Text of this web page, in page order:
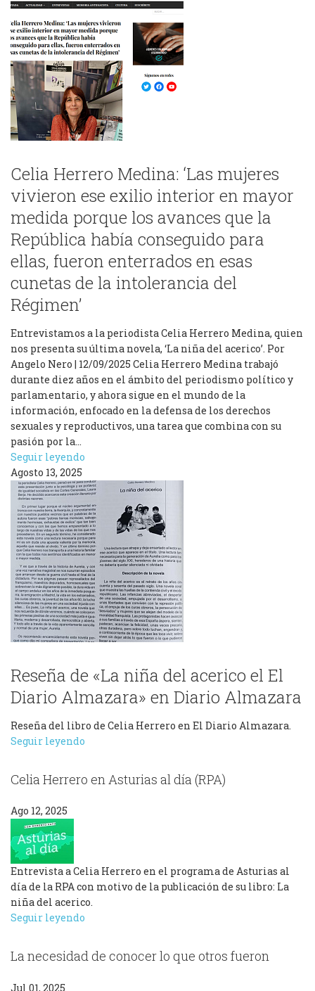
Celia Herrero Medina: ‘Las mujeres
vivieron ese exilio interior en mayor
medida porque los avances que la
República había conseguido para
ellas, fueron enterrados en esas
cunetas de la intolerancia del
Régimen’
Entrevistamos a la periodista Celia Herrero Medina, quien
nos presenta su última novela, ‘La niña del acerico’. Por
Angelo Nero | 12/09/2025 Celia Herrero Medina trabajó
durante diez años en el ámbito del periodismo político y
parlamentario, y ahora sigue en el mundo de la
información, enfocado en la defensa de los derechos
sexuales y reproductivos, una tarea que combina con su
pasión por la…
Seguir leyendo
Agosto 13, 2025
Reseña de «La niña del acerico el El
Diario Almazara» en Diario Almazara
Reseña del libro de Celia Herrero en El Diario Almazara.
Seguir leyendo
Celia Herrero en Asturias al día (RPA)
Ago 12, 2025
Entrevista a Celia Herrero en el programa de Asturias al
día de la RPA con motivo de la publicación de su libro: La
niña del acerico.
Seguir leyendo
La necesidad de conocer lo que otros fueron
Jul 01, 2025